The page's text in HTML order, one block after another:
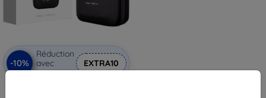
-10%
Réduction
avec
coupon
EXTRA10